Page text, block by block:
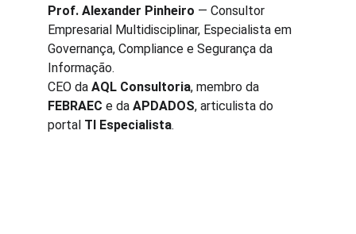
Prof. Alexander Pinheiro — Consultor
Empresarial Multidisciplinar, Especialista em
Governança, Compliance e Segurança da
Informação.
CEO da AQL Consultoria, membro da
FEBRAEC e da APDADOS, articulista do
portal TI Especialista.